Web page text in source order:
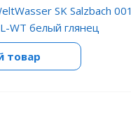
SK Salzbach 001
WT белый глянец
товар